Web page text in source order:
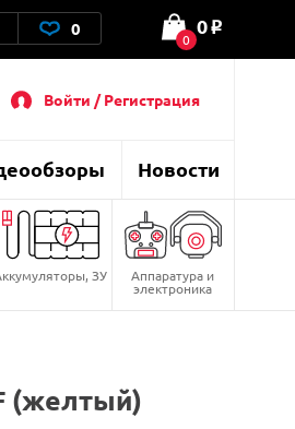
0 0
0 o
Войти / Регистрация
Новости
ЗУ Аппаратура и
электроника
(желтый)